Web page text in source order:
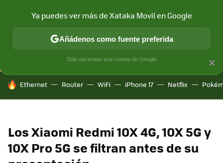
CONECTIVIDAD MÓVIL Y SOCIEDAD APLICACIONES
HOY SE HABLA DE
Ethernet Router WiFi iPhone 17 Netflix
Los Xiaomi Redmi 10X 4G, 10X 5G y
10X Pro 5G se filtran antes de su
×
Ya puedes ver más de Xataka Movil en Google
Añádenos como fuente preferida
Solo necesitas una cuenta de Google